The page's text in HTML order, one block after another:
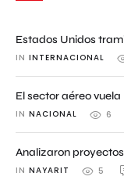
Estados Unidos
IN INTERNACIONAL
El sector aéreo
IN NACIONAL 6
Analizaron
IN NAYARIT 5